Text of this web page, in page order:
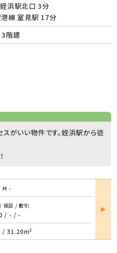
浜駅北口 3分
線 室見駅 17分
階建
がいい物件です。姪浜駅から徒
共 -
保証 / 敷引
/ - / -
/31.20m²
部屋
詳細